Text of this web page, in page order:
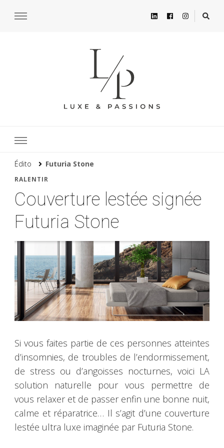
Édito Futuria Stone
RALENTIR
Couverture lestée signée
Futuria Stone
Si vous faites partie de ces personnes atteintes
d’insomnies, de troubles de l’endormissement,
de stress ou d’angoisses nocturnes, voici LA
solution naturelle pour vous permettre de
vous relaxer et de passer enfin une bonne nuit,
calme et réparatrice… Il s’agit d’une couverture
lestée ultra luxe imaginée par Futuria Stone.